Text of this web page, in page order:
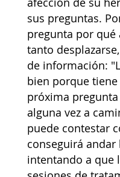
sus preguntas.
pregunta por qué
tanto
de información:
bien porque
próxima
alguna vez a
puede contestar
conseguirá
intentando a que